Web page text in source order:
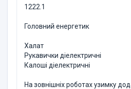
1222.1
Головний енергетик
Халат
Рукавички діелектричні
Калоші діелектричні
На зовнішніх роботах узимку